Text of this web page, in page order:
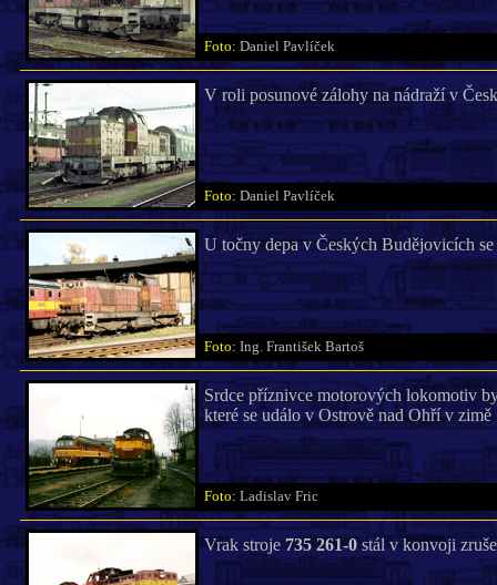
Foto: Daniel Pavlíček
V roli posunové zálohy na nádraží v
Foto: Daniel Pavlíček
U točny depa v Českých Budějovicích
Foto: Ing. František Bartoš
Srdce příznivce motorových lokomotiv
které se událo v Ostrově nad Ohří v zimě
Foto: Ladislav Fric
Vrak stroje 735 261-0stál v konvoji